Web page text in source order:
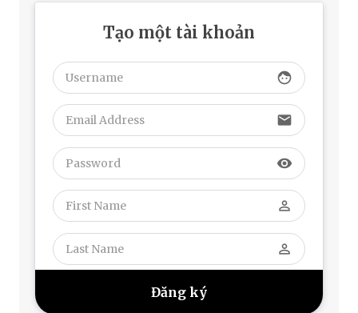
Tạo một tài khoản
face
email
visibility
perm_identity
perm_identity